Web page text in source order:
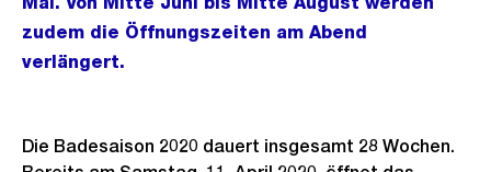
zudem die Öffnungszeiten am Abend
verlängert.
Die Badesaison 2020 dauert insgesamt 28 Wochen.